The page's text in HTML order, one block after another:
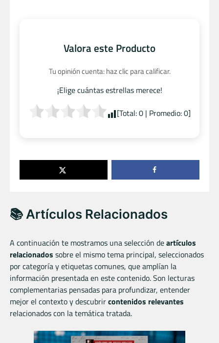
Valora este Producto
Tu opinión cuenta: haz clic para calificar.
¡Elige cuántas estrellas merece!
[Total:0| Promedio:0]
📚 Artículos Relacionados
A continuación te mostramos una selección deartículos
relacionados sobre el mismo tema principal, seleccionados
por categoría y etiquetas comunes, que amplían la
información presentada en este contenido. Son lecturas
complementarias pensadas para profundizar, entender
mejor el contexto y descubrircontenidos relevantes
relacionados con la temática tratada.